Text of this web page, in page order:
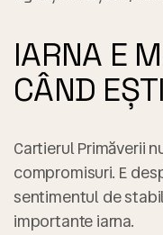
IARNA E
CÂND
Cartierul Primăverii
compromisuri. E
sentimentul de
importante iarna.